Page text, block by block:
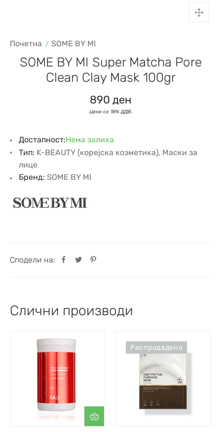
Почетна SOME BY MI
SOME BY MI Super Matcha Pore
Clean Clay Mask 100gr
890 ден
Достапност:Нема залиха
Сподели на:
Тип: K-BEAUTY (корејска козметика), Маски за
лице
Бренд: SOME BY MI
Слични производи
Распродадено